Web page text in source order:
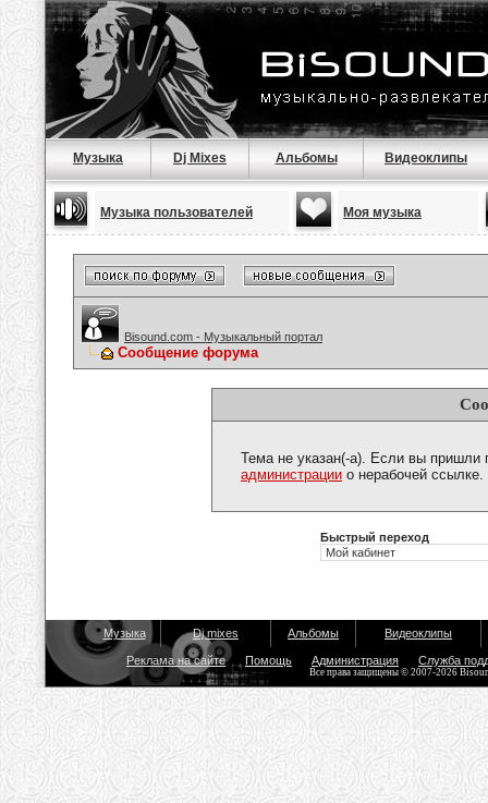
Музыка Dj Mixes Альбомы Видеоклипы
Музыка пользователей Моя музыка
Bisound.com - Музыкальный портал
Сообщение форума
Тема не указан(-а). Если вы пришли
администрации о нерабочей ссылке.
Быстрый переход
Музыка Dj mixes Альбомы Видеоклипы
Реклама на сайте Помощь Администрация Служба
Все права защищены © 2007-2026